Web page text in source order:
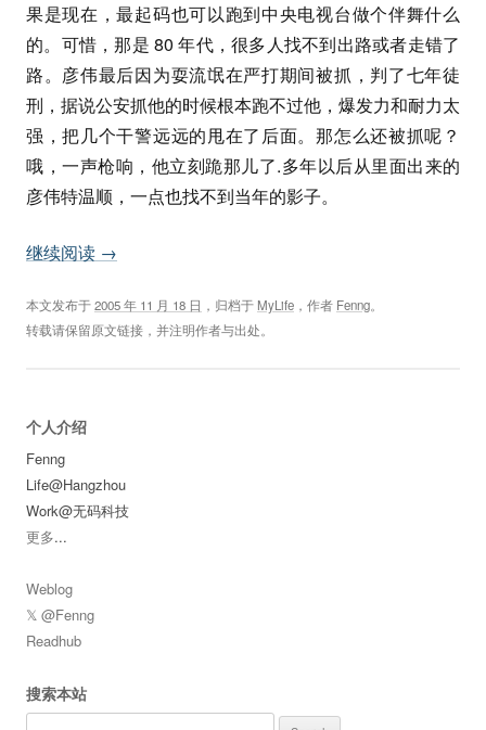
果是现在，最起码也可以跑到中央电视台做个伴舞什么
的。可惜，那是 80 年代，很多人找不到出路或者走错了
路。彦伟最后因为耍流氓在严打期间被抓，判了七年徒
刑，据说公安抓他的时候根本跑不过他，爆发力和耐力太
强，把几个干警远远的甩在了后面。那怎么还被抓呢？
哦，一声枪响，他立刻跪那儿了.多年以后从里面出来的
彦伟特温顺，一点也找不到当年的影子。
继续阅读 →
本文发布于2005 年 11 月 18 日 ，归档于 MyLife ，作者 Fenng。
转载请保留原文链接，并注明作者与出处。
个人介绍
Fenng
Life@Hangzhou
Work@无码科技
更多...
Weblog
𝕏 @Fenng
Readhub
搜索本站